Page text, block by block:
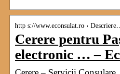
http s://www.econsulat.ro › Descriere…
Cerere pentru
electronic … –